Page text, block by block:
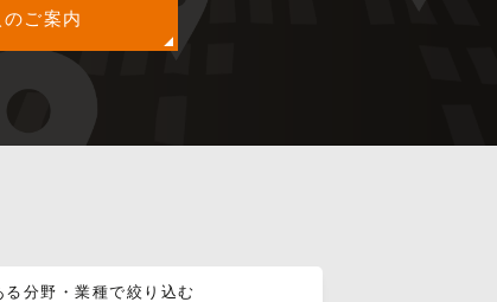
ご案内
る分野・業種で絞り込む